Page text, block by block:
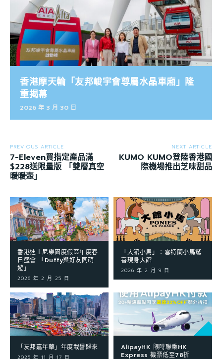
香港摩天輪「友邦峻宇會尊屬水晶車廂」隆
重揭幕
2026 年 3 月 30 日
PREVIOUS ARTICLE
7-Eleven買指定產品滿
$228送限量版 「雙層真空
暖暖壺」
NEXT ARTICLE
KUMO KUMO登陸香港國
際機場推出芝味甜品
香港迪士尼樂園度假區年度春
日盛會 「Duffy與好友同萌
遊」
2026 年 2 月 25 日
「大館小馬」：雪特蘭小馬驚
喜現身大館
2026 年 2 月 9 日
「友邦嘉年華」年度載譽歸來
2025 年 11 月 17 日
AlipayHK 限時聯乘HK
Express 機票低至78折